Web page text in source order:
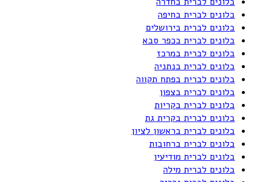
בלונים לברית בחיפה
בלונים לברית בירושלים
בלונים לברית בכפר סבא
בלונים לברית במרכז
בלונים לברית בנתניה
בלונים לברית בפתח תקווה
בלונים לברית בצפון
בלונים לברית בקריות
בלונים לברית בקרית גת
בלונים לברית בראשון לציון
בלונים לברית ברחובות
בלונים לברית מודיעין
בלונים לברית מילה